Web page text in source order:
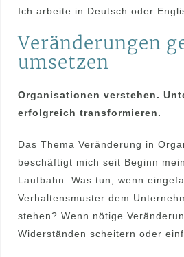
Ich arbeite in Deutsch oder
Veränderungen
umsetzen
Organisationen verstehen.
erfolgreich transformieren.
Das Thema Veränderung in
beschäftigt mich seit Beginn
Laufbahn. Was tun, wenn
Verhaltensmuster dem
stehen? Wenn nötige
Widerständen scheitern oder